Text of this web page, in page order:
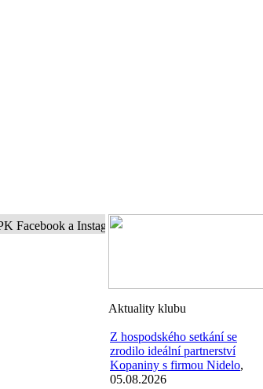
a Instagram a buďte s námi online...
Aktuality klubu
Z hospodského setkání se
zrodilo ideální partnerství
Kopaniny s firmou Nidelo,
05.08.2026